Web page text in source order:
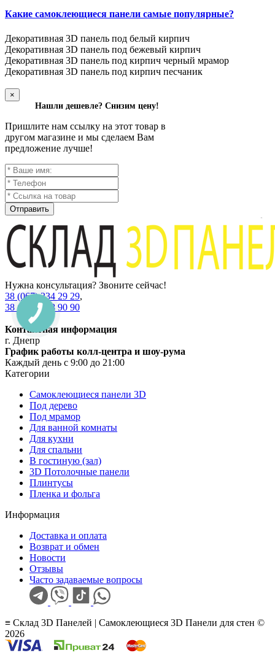
Какие самоклеющиеся панели самые популярные?
Декоративная 3D панель под белый кирпич
Декоративная 3D панель под бежевый кирпич
Декоративная 3D панель под кирпич черный мрамор
Декоративная 3D панель под кирпич песчаник
×
Нашли дешевле? Снизим цену!
Пришлите нам ссылку на этот товар в
другом магазине и мы сделаем Вам
предложение лучше!
Отправить
Нужна консультация? Звоните сейчас!
38 (067) 234 29 29,
38 (067) 538 90 90
Контактная информация
г. Днепр
График работы колл-центра и шоу-рума
Каждый день с 9:00 до 21:00
Категории
Самоклеющиеся панели 3D
Под дерево
Под мрамор
Для ванной комнаты
Для кухни
Для спальни
В гостиную (зал)
3D Потолочные панели
Плинтусы
Пленка и фольга
Информация
Доставка и оплата
Возврат и обмен
Новости
Отзывы
Часто задаваемые вопросы
≡ Склад 3D Панелей | Самоклеющиеся 3D Панели для стен ©
2026